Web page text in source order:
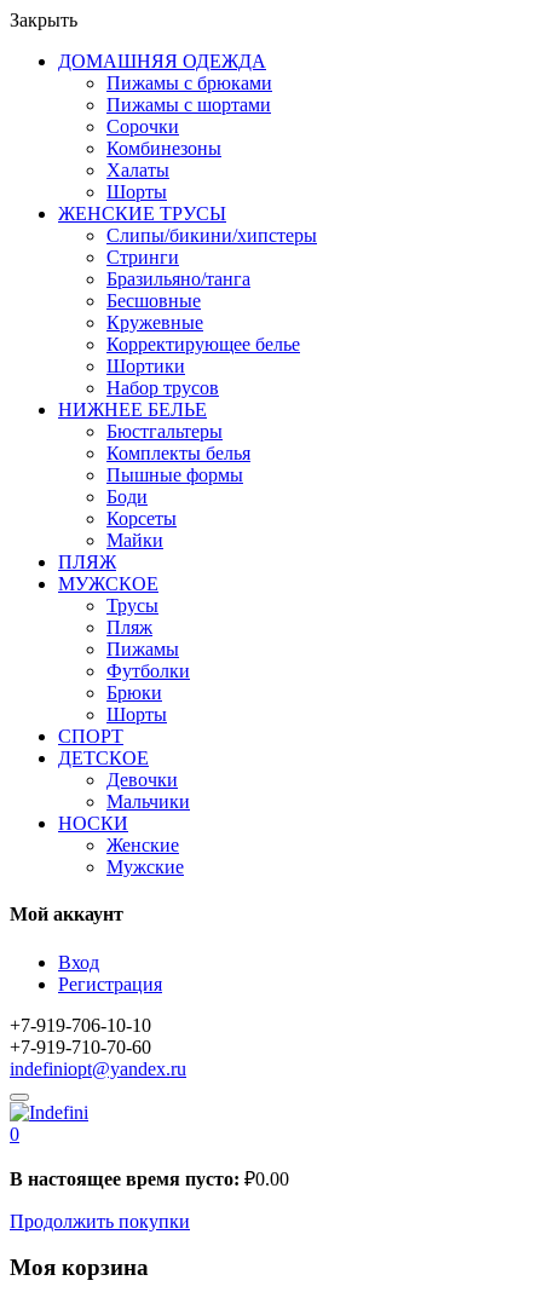
Закрыть
ДОМАШНЯЯ ОДЕЖДА
Пижамы с брюками
Пижамы с шортами
Сорочки
Комбинезоны
Халаты
Шорты
ЖЕНСКИЕ ТРУСЫ
Слипы/бикини/хипстеры
Стринги
Бразильяно/танга
Бесшовные
Кружевные
Корректирующее белье
Шортики
Набор трусов
НИЖНЕЕ БЕЛЬЕ
Бюстгальтеры
Комплекты белья
Пышные формы
Боди
Корсеты
Майки
ПЛЯЖ
МУЖСКОЕ
Трусы
Пляж
Пижамы
Футболки
Брюки
Шорты
СПОРТ
ДЕТСКОЕ
Девочки
Мальчики
НОСКИ
Женские
Мужские
Мой аккаунт
Вход
Регистрация
+7-919-706-10-10
+7-919-710-70-60
indefiniopt@yandex.ru
0
В настоящее время пусто: ₽0.00
Продолжить покупки
Моя корзина